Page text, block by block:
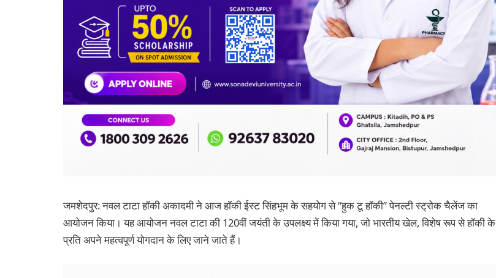
जमशेदपुर: नवल टाटा हॉकी अकादमी ने आज हॉकी ईस्ट सिंहभूम के सहयोग से “हुक टू हॉकी” पेनल्टी स्ट्रोक चैलेंज का
आयोजन किया। यह आयोजन नवल टाटा की 120वीं जयंती के उपलक्ष्य में किया गया, जो भारतीय खेल, विशेष रूप से हॉकी के
प्रति अपने महत्वपूर्ण योगदान के लिए जाने जाते हैं।